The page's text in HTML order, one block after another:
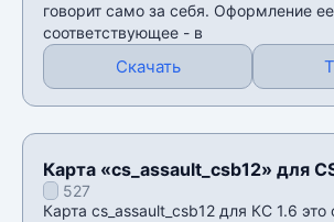
говорит само за себя. Оформление ее
соответствующее - в
Скачать
Карта «cs_assault_csb12» для
527
Карта cs_assault_csb12 для КС 1.6 это